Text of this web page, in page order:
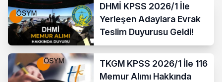
DHMİ KPSS 2026/1 İle
Yerleşen Adaylara Evrak
Teslim Duyurusu Geldi!
TKGM KPSS 2026/1 İle 116
Memur Alımı Hakkında